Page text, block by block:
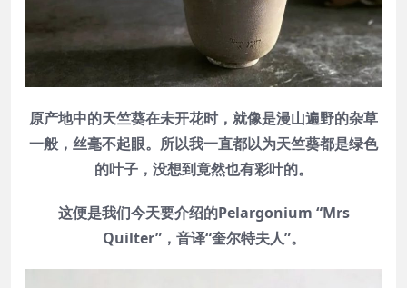
原产地中的天竺葵在未开花时，就像是漫山遍野的杂草
一般，丝毫不起眼。所以我一直都以为天竺葵都是绿色
的叶子，没想到竟然也有彩叶的。
这便是我们今天要介绍的Pelargonium “Mrs
Quilter”，音译“奎尔特夫人”。